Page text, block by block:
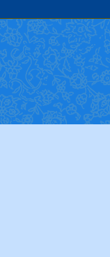
( غررالحکم ح ۴۰۴۴ )